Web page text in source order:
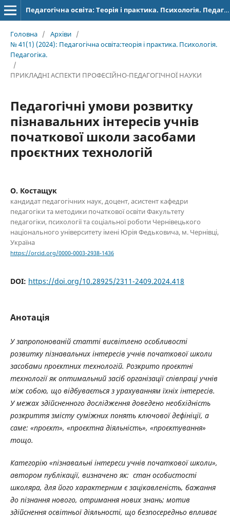
Педагогічна освіта: Теорія і практика. Психологія. Педагогіка.
Головна / Архіви /
№ 41(1) (2024): Педагогічна освіта:теорія і практика. Психологія.
Педагогіка.
/
ПРИКЛАДНІ АСПЕКТИ ПРОФЕСІЙНО-ПЕДАГОГІЧНОЇ НАУКИ
Педагогічні умови розвитку
пізнавальних інтересів учнів
початкової школи засобами
проєктних технологій
О. Костащук
кандидат педагогічних наук, доцент, асистент кафедри
педагогіки та методики початкової освіти Факультету
педагогіки, психології та соціальної роботи Чернівецького
національного університету імені Юрія Федьковича, м. Чернівці,
Україна
https://orcid.org/0000-0003-2938-1436
DOI: https://doi.org/10.28925/2311-2409.2024.418
Анотація
У запропонованій статті висвітлено особливості
розвитку пізнавальних інтересів учнів початкової школи
засобами проєктних технологій. Розкрито проєктні
технології як оптимальний засіб організації співпраці учнів
між собою, що відбувається з урахуванням їхніх інтересів.
У межах здійсненного дослідження доведено необхідність
розкриття змісту суміжних понять ключової дефініції, а
саме: «проєкт», «проєктна діяльність», «проєктування»
тощо.
Категорію «пізнавальні інтереси учнів початкової школи»,
автором публікації, визначено як: стан особистості
школяра, для його характерним є зацікавленість, бажання
до пізнання нового, отримання нових знань; мотив
здійснення освітньої діяльності, що безпосередньо впливає